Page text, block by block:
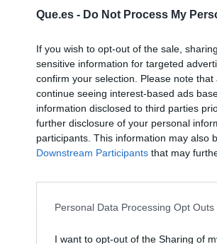
Que.es - Do Not Process My
If you wish to opt-out of the sale,
sensitive information for targeted
confirm your selection. Please note
continue seeing interest-based ads
information disclosed to third parties
further disclosure of your personal
participants. This information may also
Downstream Participants that may
Personal Data Processing Opt Outs
I want to opt-out of the Sharing of
integrada, que permiten
el ambiente perfecto en cada